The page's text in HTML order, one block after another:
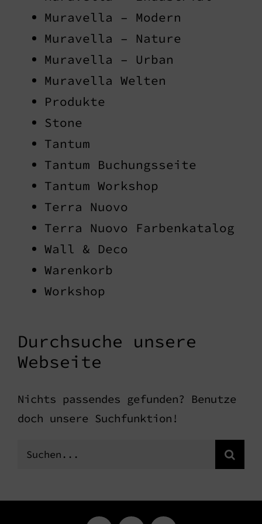
Muravella – Modern
Muravella – Nature
Muravella – Urban
Muravella Welten
Produkte
Stone
Tantum
Tantum Buchungsseite
Tantum Workshop
Terra Nuovo
Terra Nuovo Farbenkatalog
Wall & Deco
Warenkorb
Workshop
Durchsuche unsere
Webseite
Nichts passendes gefunden? Benutze
doch unsere Suchfunktion!
Suche